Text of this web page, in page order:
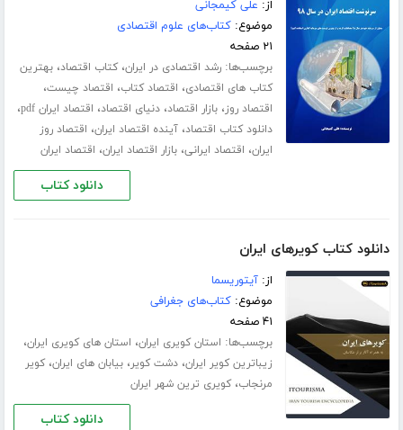
از: علی کیمجانی
موضوع:کتاب‌های علوم اقتصادی
۲۱ صفحه
برچسب‌ها:رشد اقتصادی در ایران،کتاب اقتصاد،بهترین
کتاب های اقتصادی، اقتصاد کتاب، اقتصاد چیست،
اقتصاد روز،بازار اقتصاد،دنیای اقتصاد، اقتصاد ایران pdf ،
دانلود کتاب اقتصاد،آینده اقتصاد ایران، اقتصاد روز
ایران، اقتصاد ایرانی،بازار اقتصاد ایران، اقتصاد ایران
دانلود کتاب
دانلود کتاب کویرهای ایران
از:آیتوریسما
موضوع:کتاب‌های جغرافی
۴۱ صفحه
برچسب‌ها: استان کویری ایران، استان های کویری ایران،
زیباترین کویر ایران،دشت کویر،بیابان های ایران،کویر
مرنجاب،کویری ترین شهر ایران
دانلود کتاب